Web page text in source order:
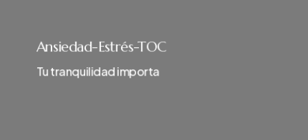
Ansiedad-Estrés-TOC
Tu tranquilidad importa